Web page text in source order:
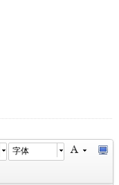
字体